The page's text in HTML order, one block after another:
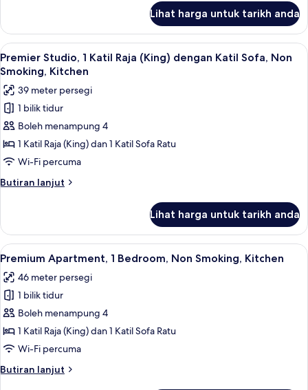
Katil
Sofa,
Non
Smoking,
Kitchen
Studio,
Katil
Raja
dengan
Katil
Sofa,
Non
Smoking,
Lihat harga untuk tarikh anda
Lihat
semua
foto
untuk
Premier
Studio,
1
Katil
Raja
(King)
Katil
Sofa,
Non
Smoking,
Kitchen
Premier Studio, 1 Katil Raja (King)
26
Premier Studio, 1 Katil Raja (King) dengan Katil Sofa, Non
Smoking, Kitchen
39 meter persegi
1 bilik tidur
Boleh menampung 4
1 Katil Raja (King) dan 1 Katil Sofa Ratu
Wi-Fi percuma
Butiran lanjut
Butiran
Studio,
Katil
(King)
dengan
Katil
Sofa,
Non
Smoking,
Kitchen
Lihat harga untuk tarikh anda
Lihat
semua
foto
untuk
Premium
Apartment,
1
Non
Premium Apartment, 1 Bedroom,
21
Premium Apartment, 1 Bedroom, Non Smoking, Kitchen
46 meter persegi
1 bilik tidur
Boleh menampung 4
1 Katil Raja (King) dan 1 Katil Sofa Ratu
Wi-Fi percuma
Butiran lanjut
Butiran